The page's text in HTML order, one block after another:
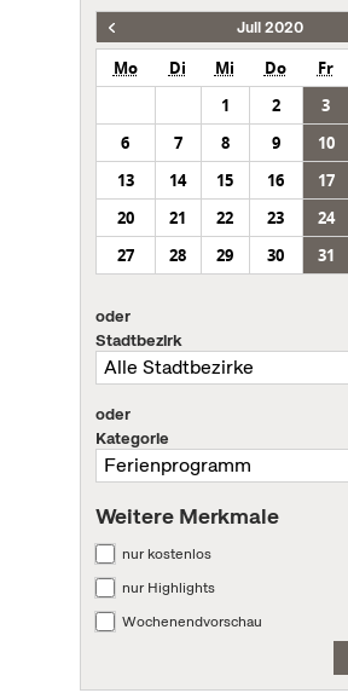
Juli 2020
Mo Di Mi Do Fr
1
2 3
6
7 8 9 10
13
14 15 16 17
20
21 22 23 24
27
28 29 30 31
oder
Stadtbezirk
oder
Kategorie
Weitere Merkmale
nur kostenlos
nur Highlights
Wochenendvorschau